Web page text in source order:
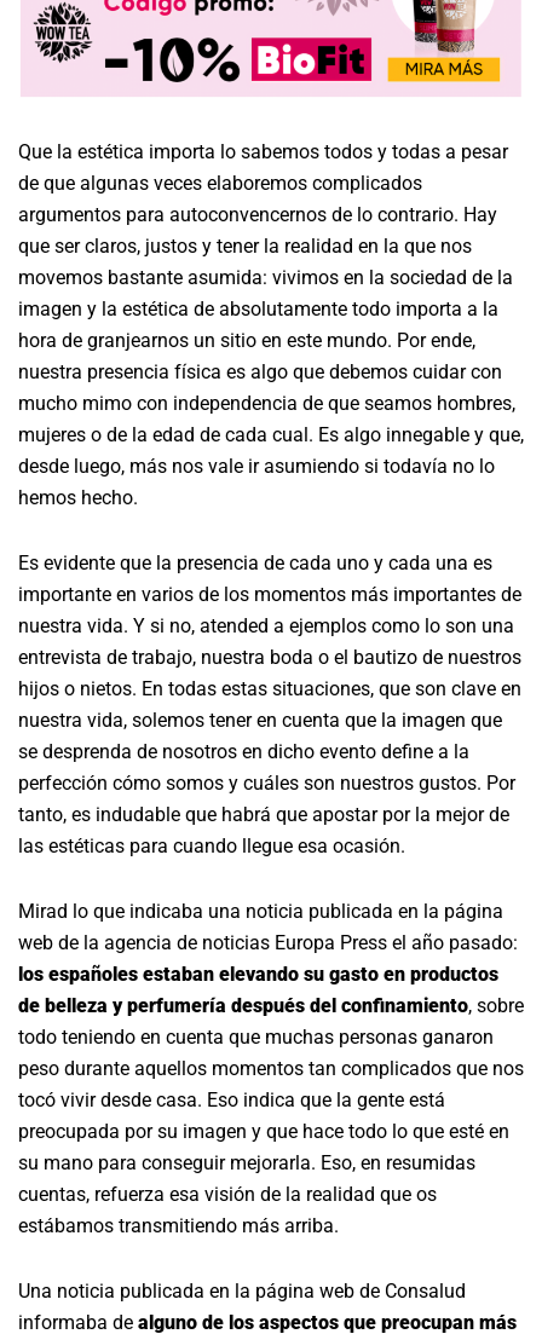
Que la estética importa lo sabemos todos y todas a pesar
de que algunas veces elaboremos complicados
argumentos para autoconvencernos de lo contrario. Hay
que ser claros, justos y tener la realidad en la que nos
movemos bastante asumida: vivimos en la sociedad de la
imagen y la estética de absolutamente todo importa a la
hora de granjearnos un sitio en este mundo. Por ende,
nuestra presencia física es algo que debemos cuidar con
mucho mimo con independencia de que seamos hombres,
mujeres o de la edad de cada cual. Es algo innegable y que,
desde luego, más nos vale ir asumiendo si todavía no lo
hemos hecho.
Es evidente que la presencia de cada uno y cada una es
importante en varios de los momentos más importantes de
nuestra vida. Y si no, atended a ejemplos como lo son una
entrevista de trabajo, nuestra boda o el bautizo de nuestros
hijos o nietos. En todas estas situaciones, que son clave en
nuestra vida, solemos tener en cuenta que la imagen que
se desprenda de nosotros en dicho evento define a la
perfección cómo somos y cuáles son nuestros gustos. Por
tanto, es indudable que habrá que apostar por la mejor de
las estéticas para cuando llegue esa ocasión.
Mirad lo que indicaba una noticia publicada en la página
web de la agencia de noticias Europa Press el año pasado:
los españoles estaban elevando su gasto en productos
de belleza y perfumería después del confinamiento, sobre
todo teniendo en cuenta que muchas personas ganaron
peso durante aquellos momentos tan complicados que nos
tocó vivir desde casa. Eso indica que la gente está
preocupada por su imagen y que hace todo lo que esté en
su mano para conseguir mejorarla. Eso, en resumidas
cuentas, refuerza esa visión de la realidad que os
estábamos transmitiendo más arriba.
Una noticia publicada en la página web de Consalud
informaba de alguno de los aspectos que preocupan más